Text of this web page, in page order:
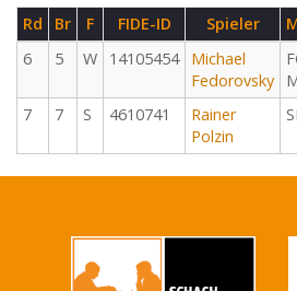
Rd Br F FIDE-ID Spieler
6
5 W 14105454
Michael
Fedorovsky
7
7 S 4610741
Rainer
Polzin